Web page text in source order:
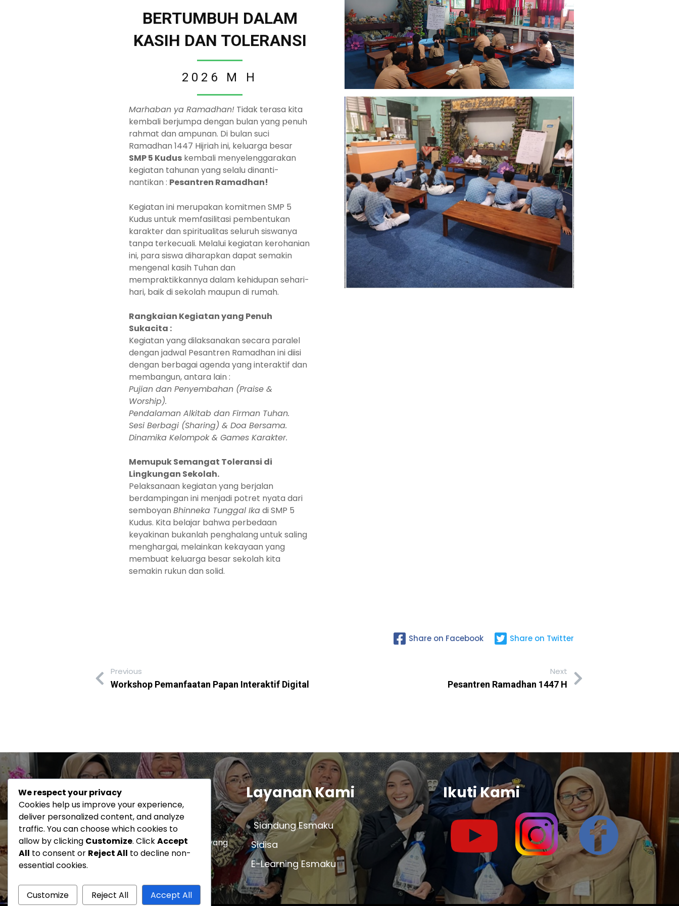
BERTUMBUH DALAM
KASIH DAN TOLERANSI
2026 M H
Marhaban ya Ramadhan! Tidak terasa kita
kembali berjumpa dengan bulan yang penuh
rahmat dan ampunan. Di bulan suci
Ramadhan 1447 Hijriah ini, keluarga besar
SMP 5 Kudus kembali menyelenggarakan
kegiatan tahunan yang selalu dinanti-
nantikan : Pesantren Ramadhan!
Kegiatan ini merupakan komitmen SMP 5
Kudus untuk memfasilitasi pembentukan
karakter dan spiritualitas seluruh siswanya
tanpa terkecuali. Melalui kegiatan kerohanian
ini, para siswa diharapkan dapat semakin
mengenal kasih Tuhan dan
mempraktikkannya dalam kehidupan sehari-
hari, baik di sekolah maupun di rumah.
Rangkaian Kegiatan yang Penuh
Sukacita :
Kegiatan yang dilaksanakan secara paralel
dengan jadwal Pesantren Ramadhan ini diisi
dengan berbagai agenda yang interaktif dan
membangun, antara lain :
Pujian dan Penyembahan (Praise &
Worship).
Pendalaman Alkitab dan Firman Tuhan.
Sesi Berbagi (Sharing) & Doa Bersama.
Dinamika Kelompok & Games Karakter.
Memupuk Semangat Toleransi di
Lingkungan Sekolah.
Pelaksanaan kegiatan yang berjalan
berdampingan ini menjadi potret nyata dari
semboyanBhinneka Tunggal Ikadi SMP 5
Kudus. Kita belajar bahwa perbedaan
keyakinan bukanlah penghalang untuk saling
menghargai, melainkan kekayaan yang
membuat keluarga besar sekolah kita
semakin rukun dan solid.
Share on Facebook Share on Twitter
Previous
Workshop Pemanfaatan Papan Interaktif Digital
Next
Pesantren Ramadhan 1447 H
SMP 5 KUDUS
SMP Negeri 5 Kudus berkomitmen untuk
menciptakan lingkungan pembelajaran yang
positif dan produktif.
Layanan Kami
Siandung Esmaku
Sidisa
E-Learning Esmaku
Ikuti Kami
We respect your privacy
Cookies help us improve your experience,
deliver personalized content, and analyze
traffic. You can choose which cookies to
allow by clicking Customize. ClickAccept
All to consent or Reject All to decline non-
essential cookies.
Customize Reject All Accept All